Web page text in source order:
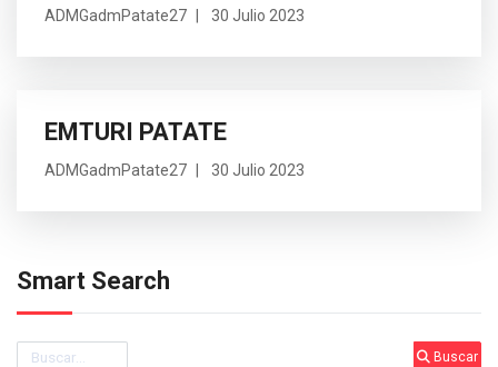
ADMGadmPatate27 30 Julio 2023
EMTURI PATATE
ADMGadmPatate27 30 Julio 2023
Smart Search
Buscar Buscar